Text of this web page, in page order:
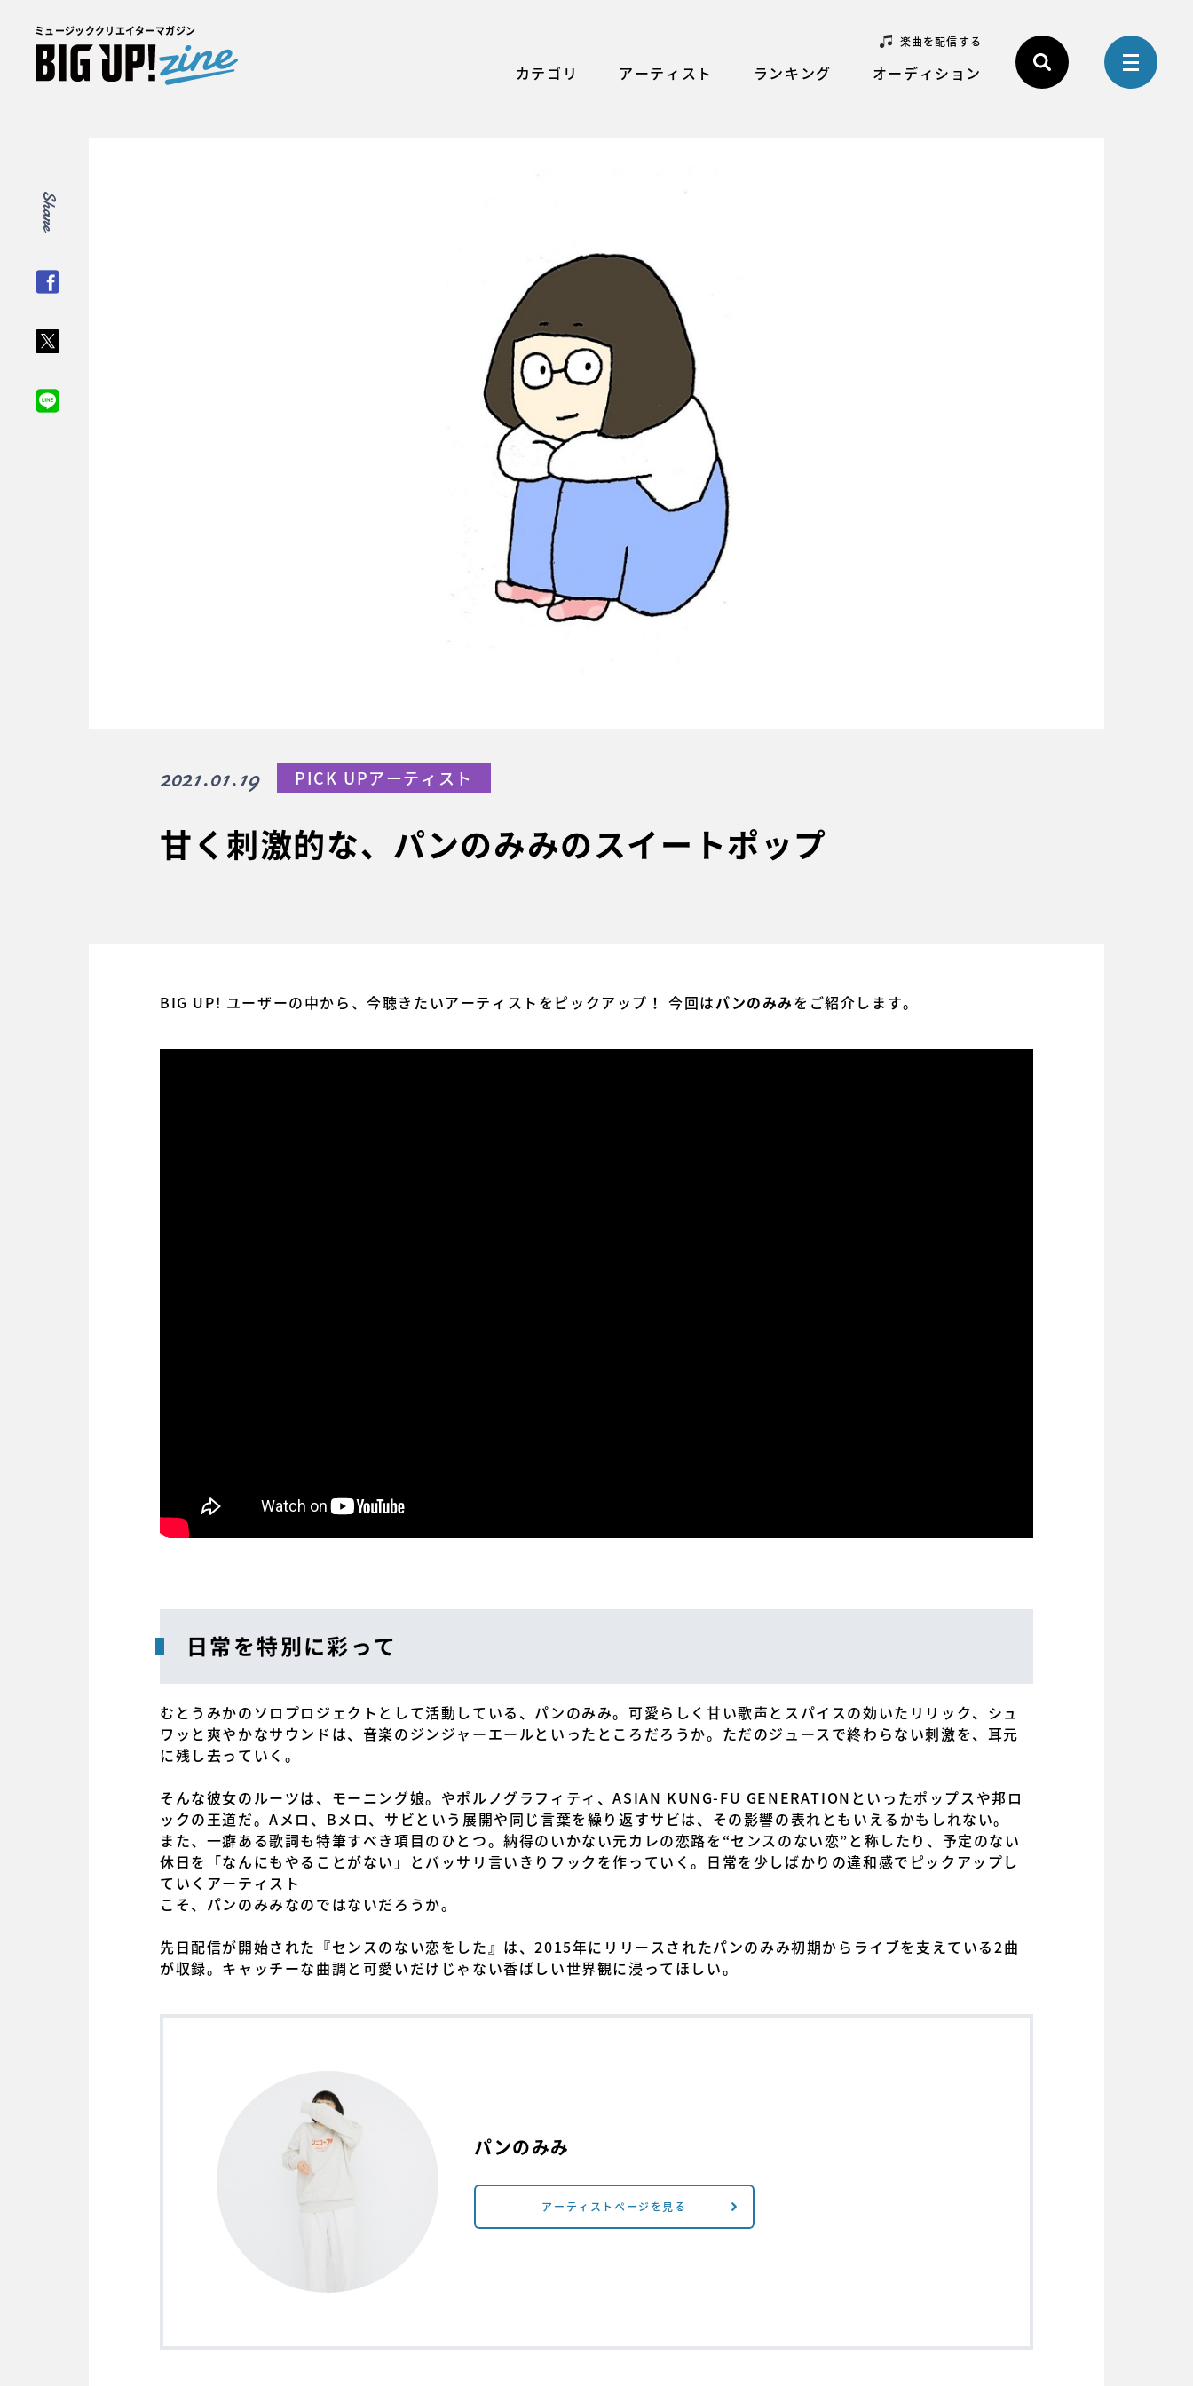
ミュージッククリエイターマガジン
楽曲を配信する
カテゴリ アーティスト ランキング オーディション
Share
甘く刺激的な、パンのみみのスイートポップ
2021.01.19 PICK UPアーティスト
BIG UP! ユーザーの中から、今聴きたいアーティストをピックアップ！ 今回は パンのみみ をご紹介します。
日常を特別に彩って
むとうみかのソロプロジェクトとして活動している、パンのみみ。可愛らしく甘い歌声とスパイスの効いたリリック、シュ
ワッと爽やかなサウンドは、音楽のジンジャーエールといったところだろうか。ただのジュースで終わらない刺激を、耳元
に残し去っていく。
そんな彼女のルーツは、モーニング娘。やポルノグラフィティ、ASIAN KUNG-FU GENERATIONといったポップスや邦ロ
ックの王道だ。Aメロ、Bメロ、サビという展開や同じ言葉を繰り返すサビは、その影響の表れともいえるかもしれない。
また、一癖ある歌詞も特筆すべき項目のひとつ。納得のいかない元カレの恋路を“センスのない恋”と称したり、予定のない
休日を「なんにもやることがない」とバッサリ言いきりフックを作っていく。日常を少しばかりの違和感でピックアップし
ていくアーティスト
こそ、パンのみみなのではないだろうか。
先日配信が開始された『センスのない恋をした』は、2015年にリリースされたパンのみみ初期からライブを支えている2曲
が収録。キャッチーな曲調と可愛いだけじゃない香ばしい世界観に浸ってほしい。
パンのみみ
アーティストページを見る